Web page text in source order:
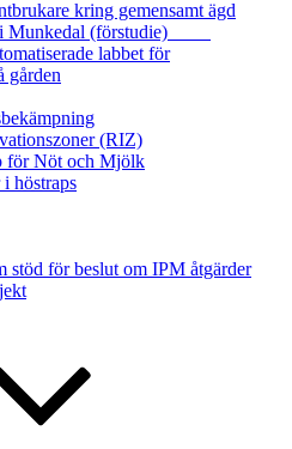
kring gemensamt ägd
i Munkedal (förstudie)
labbet för
gården
(RIZ)
för Nöt och Mjölk
höstraps
stöd för beslut om IPM åtgärder